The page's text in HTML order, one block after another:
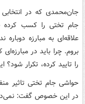
جان‌محمدی که در
جام تختی را کسب کرده
علاقه‌ای به مبارزه
بروم. چرا باید در
را تایید کرده، تکرار
حواشی جام تختی تاثیر
در این خصوص گفت: